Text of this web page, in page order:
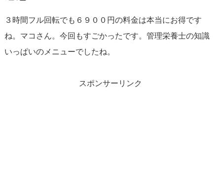
３時間フル回転でも６９００円の料金は本当にお得です
ね。マコさん。今回もすごかったです。管理栄養士の知識
いっぱいのメニューでしたね。
スポンサーリンク